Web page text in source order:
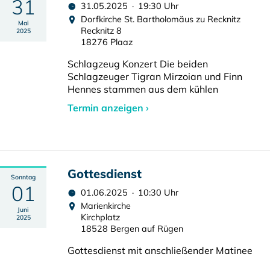
31
Mai
2025
31.05.2025 · 19:30 Uhr
Dorfkirche St. Bartholomäus zu Recknitz
Recknitz 8
18276 Plaaz
Schlagzeug Konzert Die beiden
Schlagzeuger Tigran Mirzoian und Finn
Hennes stammen aus dem kühlen
Termin anzeigen ›
Sonntag
01
Juni
2025
Gottesdienst
01.06.2025 · 10:30 Uhr
Marienkirche
Kirchplatz
18528 Bergen auf Rügen
Gottesdienst mit anschließender Matinee